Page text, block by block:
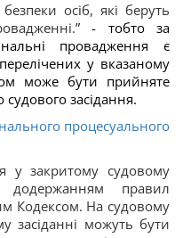
осіб, які беруть
” - тобто за
провадження є
у вказаному
може бути прийняте
засідання.
процесуального
у закритому судовому
додержанням правил
Кодексом. На судовому
засіданні можуть бути